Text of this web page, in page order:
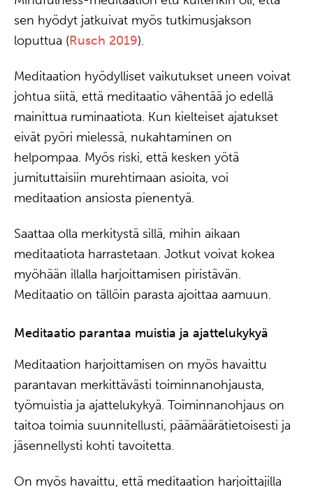
sen hyödyt jatkuivat myös tutkimusjakson
loputtua (Rusch 2019).
Meditaation hyödylliset vaikutukset uneen voivat
johtua siitä, että meditaatio vähentää jo edellä
mainittua ruminaatiota. Kun kielteiset ajatukset
eivät pyöri mielessä, nukahtaminen on
helpompaa. Myös riski, että kesken yötä
jumituttaisiin murehtimaan asioita, voi
meditaation ansiosta pienentyä.
Saattaa olla merkitystä sillä, mihin aikaan
meditaatiota harrastetaan. Jotkut voivat kokea
myöhään illalla harjoittamisen piristävän.
Meditaatio on tällöin parasta ajoittaa aamuun.
Meditaatio parantaa muistia ja ajattelukykyä
Meditaation harjoittamisen on myös havaittu
parantavan merkittävästi toiminnanohjausta,
työmuistia ja ajattelukykyä. Toiminnanohjaus on
taitoa toimia suunnitellusti, päämäärätietoisesti ja
jäsennellysti kohti tavoitetta.
On myös havaittu, että meditaation harjoittajilla